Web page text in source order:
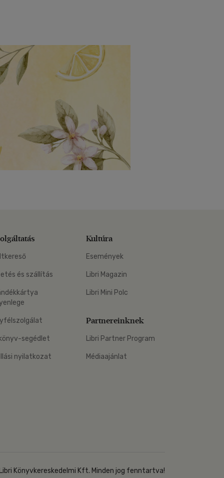
és szállítás
segédlet
nyilatkozat
Kultúra
Események
Libri Magazin
Libri Mini Polc
Partnereinknek
Libri Partner Program
Médiaajánlat
Könyvkereskedelmi Kft. Minden jog fenntartva!